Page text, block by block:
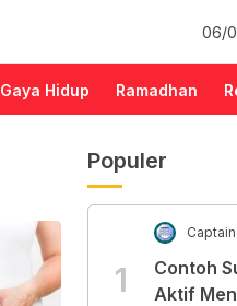
06/
Gaya Hidup Ramadhan
Populer
1
Contoh
Aktif